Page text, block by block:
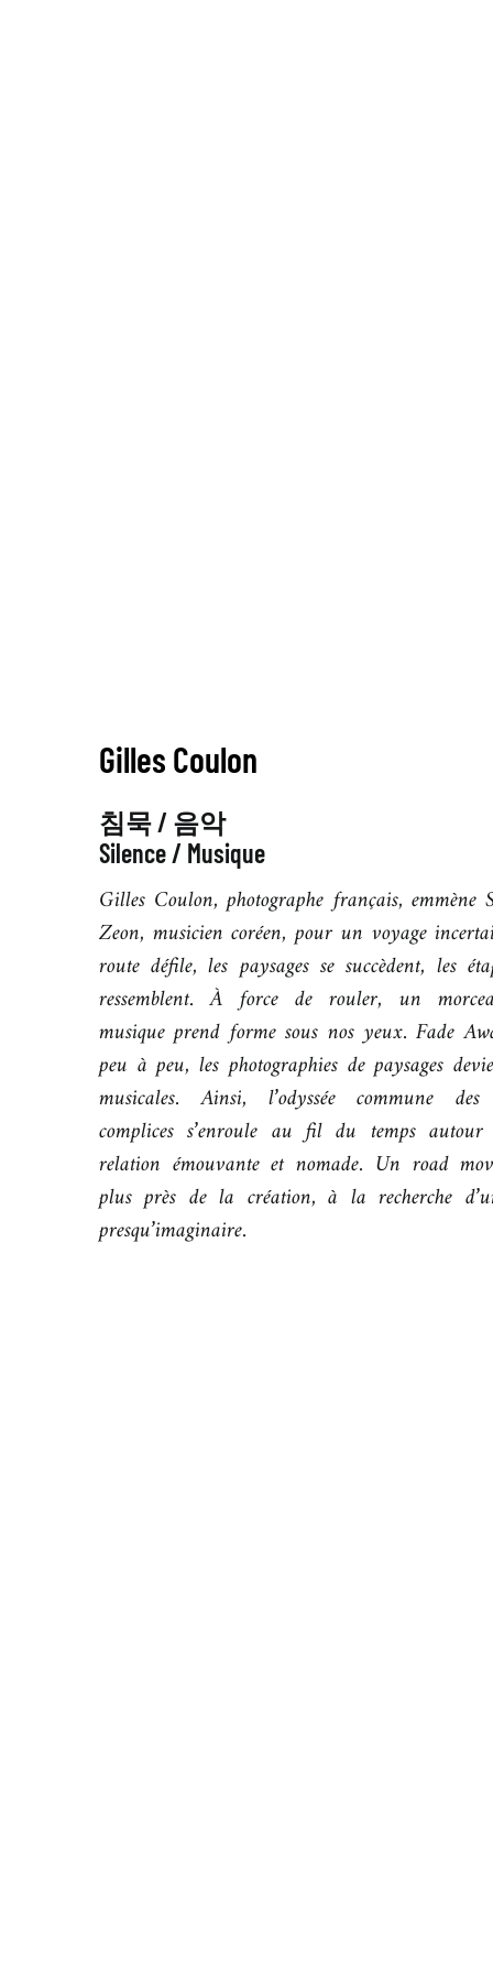
Gilles Coulon
침묵 / 음악
Silence / Musique
Gilles Coulon, photographe français, emmène
Zeon, musicien coréen, pour un voyage
route défile, les paysages se succèdent, les
ressemblent. À force de rouler, un
musique prend forme sous nos yeux. Fade
peu à peu, les photographies de paysages
musicales. Ainsi, l’odyssée commune
complices s’enroule au fil du temps autour
relation émouvante et nomade. Un road
plus près de la création, à la recherche
presqu’imaginaire.